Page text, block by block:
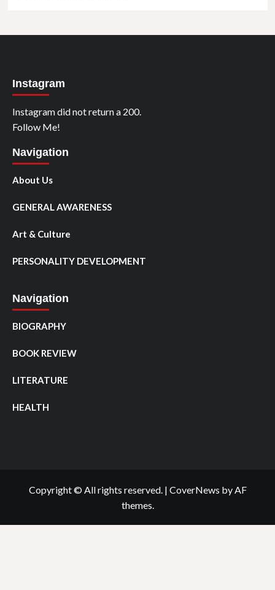
Instagram
Instagram did not return a 200.
Follow Me!
Navigation
About Us
GENERAL AWARENESS
Art & Culture
PERSONALITY DEVELOPMENT
Navigation
BIOGRAPHY
BOOK REVIEW
LITERATURE
HEALTH
Copyright © All rights reserved. | CoverNews by AF
themes.